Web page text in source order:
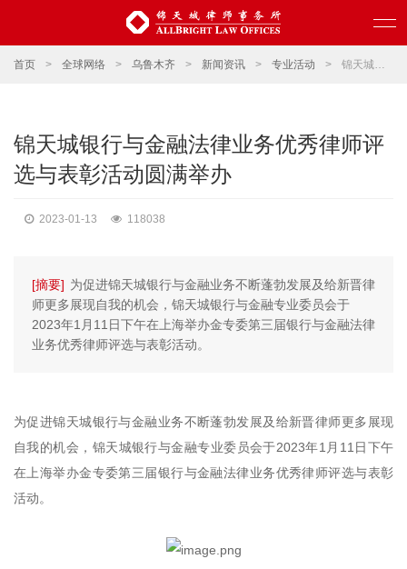
首页 > 全球网络 > 乌鲁木齐 > 新闻资讯 > 专业活动 > 锦天城银行与金融法律业务优秀律师评选与表彰活动圆满举办
锦天城银行与金融法律业务优秀律师评
选与表彰活动圆满举办
2023-01-13 118038
[摘要] 为促进锦天城银行与金融业务不断蓬勃发展及给新晋律
师更多展现自我的机会，锦天城银行与金融专业委员会于
2023年1月11日下午在上海举办金专委第三届银行与金融法律
业务优秀律师评选与表彰活动。
为促进锦天城银行与金融业务不断蓬勃发展及给新晋律师更多展现
自我的机会，锦天城银行与金融专业委员会于2023年1月11日下午
在上海举办金专委第三届银行与金融法律业务优秀律师评选与表彰
活动。